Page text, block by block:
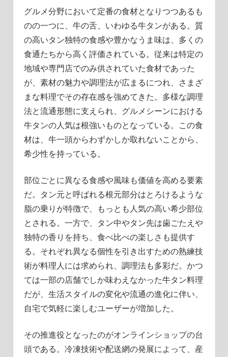
グルメ分野において定番の食材となりつつあるも
のの一つに、牛の舌、いわゆる牛タンがある。 質
の高いタン独特の食感や豊かなうま味は、多くの
食通たちから高く評価されている。従来は特定の
地域や専門店でのみ供されていた食材であった
が、素材の魅力や調理法が広まるにつれ、さまざ
まな料理でその存在感を強めてきた。多様な調理
法と流通形態に支えられ、グルメシーンにおける
牛タンの人気は根強いものとなっている。この食
材は、牛一頭からわずかしか取れないことから、
希少性を持っている。
部位ごとに異なる食感や風味も価値を高める要素
だ。タン元と呼ばれる根元部分はとろけるような
脂の乗りが特徴で、もっとも人気の高い希少部位
とされる。一方で、タン中やタン先は歯ごたえや
独特の香りを持ち、食べ比べの楽しさも提供す
る。それぞれ異なる個性を引き出すための熟練技
術が料理人には求められ、調理法も多彩だ。かつ
ては一部の店舗でしか味わえなかった牛タン料理
だが、生活スタイルの変化や流通の進化に伴い、
自宅で気軽に楽しむユーザーが増加した。
その推進役となったのがオンラインショップの台
頭である。冷凍技術や配送網の発展によって、産